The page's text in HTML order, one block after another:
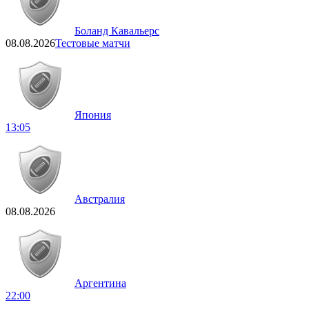
Боланд Кавальерс
08.08.2026Тестовые матчи
Япония
13:05
Австралия
08.08.2026
Аргентина
22:00